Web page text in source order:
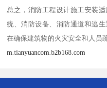
总之，消防工程设计施工安装
统、消防设备、消防通道和逃
在确保建筑物的火灾安全和人员
m.tianyuancom.b2b168.com